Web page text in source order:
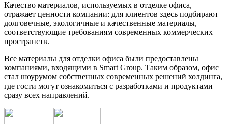
Качество материалов, используемых в отделке офиса,
отражает ценности компании: для клиентов здесь подбирают
долговечные, экологичные и качественные материалы,
соответствующие требованиям современных коммерческих
пространств.
Все материалы для отделки офиса были предоставлены
компаниями, входящими в Smart Group. Таким образом, офис
стал шоурумом собственных современных решений холдинга,
где гости могут ознакомиться с разработками и продуктами
сразу всех направлений.